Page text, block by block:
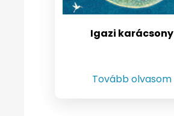
Igazi karácsony
Tovább olvasom